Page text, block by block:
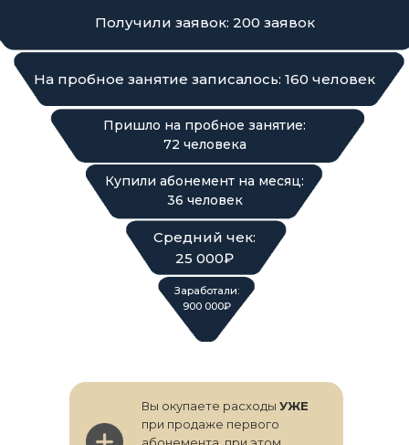
Получили заявок: 200 заявок
На пробное занятие записалось: 160 человек
Пришло на пробное занятие:
72 человека
Купили абонемент на месяц:
36 человек
Средний чек:
25 000₽
Заработали:
900 000₽
Вы окупаете расходы УЖЕ
при продаже первого